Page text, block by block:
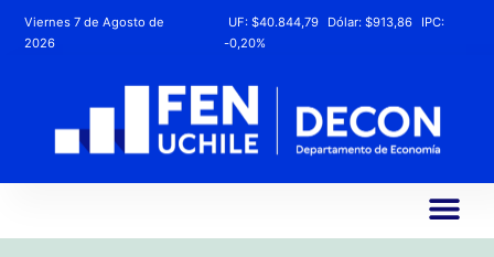
Viernes 7 de Agosto de
2026
UF: $40.844,79 Dólar: $913,86
IPC:
-0,20%